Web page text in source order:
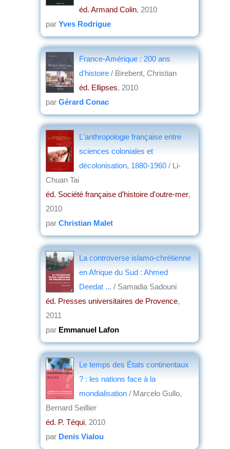
éd. Armand Colin, 2010
par Yves Rodrigue
France-Amérique : 200 ans
d'histoire / Birebent, Christian
éd. Ellipses, 2010
par Gérard Conac
L'anthropologie française entre
sciences coloniales et
décolonisation, 1880-1960 / Li-
Chuan Tai
éd. Société française d'histoire d'outre-mer,
2010
par Christian Malet
La controverse islamo-chrétienne
en Afrique du Sud : Ahmed
Deedat ... / Samadia Sadouni
éd. Presses universitaires de Provence,
2011
par Emmanuel Lafon
Le temps des États continentaux
? : les nations face à la
mondialisation / Marcelo Gullo,
Bernard Seillier
éd. P. Téqui, 2010
par Denis Vialou